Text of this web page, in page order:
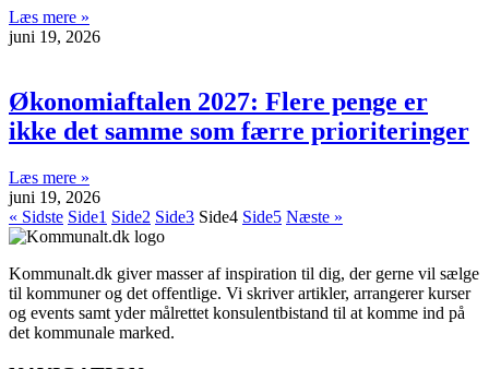
Læs mere »
juni 19, 2026
Økonomiaftalen 2027: Flere penge er
ikke det samme som færre prioriteringer
Læs mere »
juni 19, 2026
« Sidste Side1 Side2 Side3 Side4 Side5 Næste »
Kommunalt.dk giver masser af inspiration til dig, der gerne vil sælge
til kommuner og det offentlige. Vi skriver artikler, arrangerer kurser
og events samt yder målrettet konsulentbistand til at komme ind på
det kommunale marked.